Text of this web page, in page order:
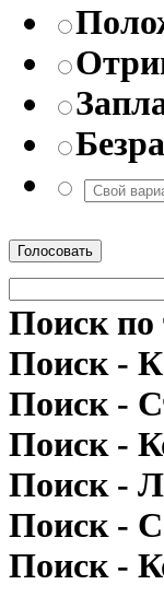
Голосовать
Поиск по
Поиск -
Поиск -
Поиск -
Поиск -
Поиск -
Поиск -